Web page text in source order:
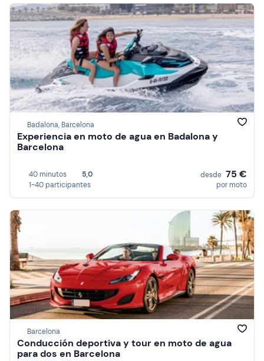
Badalona, Barcelona
Experiencia en moto de agua en Badalona y
Barcelona
40 minutos
5,0
1-40 participantes
desde 75 €
por moto
Barcelona
Conducción deportiva y tour en moto de agua
para dos en Barcelona